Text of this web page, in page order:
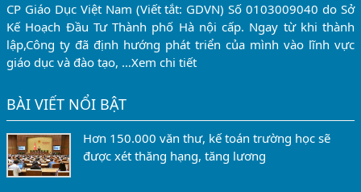
CP Giáo Dục Việt Nam (Viết tắt: GDVN) Số 0103009040 do Sở
Kế Hoạch Đầu Tư Thành phố Hà nội cấp. Ngay từ khi thành
lập,Công ty đã định hướng phát triển của mình vào lĩnh vực
giáo dục và đào tạo, …Xem chi tiết
BÀI VIẾT NỔI BẬT
Hơn 150.000 văn thư, kế toán trường học sẽ
được xét thăng hạng, tăng lương